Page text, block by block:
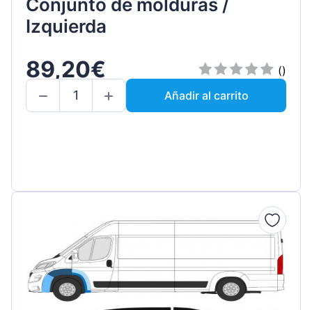
Conjunto de molduras /
Izquierda
89,20€
()
Añadir al carrito